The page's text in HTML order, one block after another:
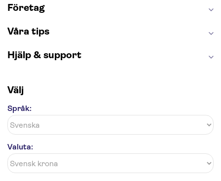
Saltgruvan i Wieliczka
London Dungeon
Företag
Våra tips
Hjälp & support
Välj
Språk:
Valuta: